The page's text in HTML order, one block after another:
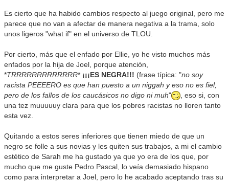
Es cierto que ha habido cambios respecto al juego original, pero me
parece que no van a afectar de manera negativa a la trama, solo
unos ligeros "what if" en el universo de TLOU.
Por cierto, más que el enfado por Ellie, yo he visto muchos más
enfados por la hija de Joel, porque atención,
*TRRRRRRRRRRRRR* ¡¡¡ES NEGRA!!! (frase típica: "no soy
racista PEEEERO es que han puesto a un niggah y eso no es fiel,
pero de los fallos de los caucásicos no digo ni muh"
, eso si, con
una tez muuuuuy clara para que los pobres racistas no lloren tanto
esta vez.
Quitando a estos seres inferiores que tienen miedo de que un
negro se folle a sus novias y les quiten sus trabajos, a mi el cambio
estético de Sarah me ha gustado ya que yo era de los que, por
mucho que me guste Pedro Pascal, lo veía demasiado hispano
como para interpretar a Joel, pero lo he acabado aceptando tras su